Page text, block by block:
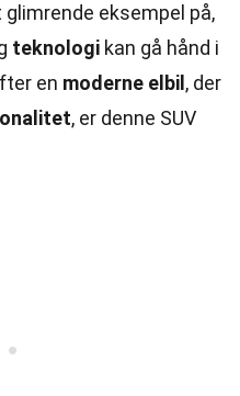
eksempel på,
teknologi kan gå hånd i
en moderne elbil , der
, er denne SUV